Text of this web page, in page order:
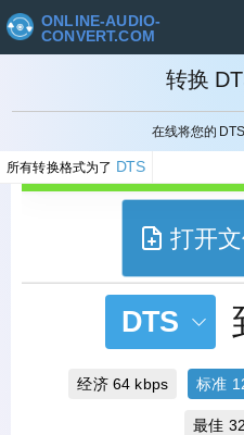
ONLINE-AUDIO-
CONVERT.COM
转换
在线将您的
所有转换格式为了 DTS
打开
DTS
经济 64 kbps 标准
最佳